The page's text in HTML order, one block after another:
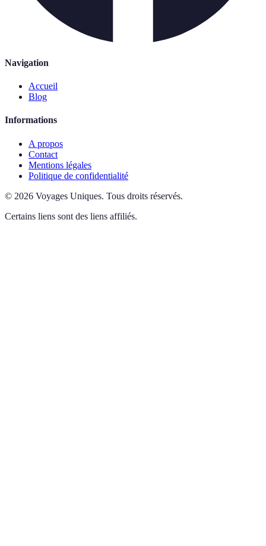
Navigation
Accueil
Blog
Informations
A propos
Contact
Mentions légales
Politique de confidentialité
© 2026 Voyages Uniques. Tous droits réservés.
Certains liens sont des liens affiliés.